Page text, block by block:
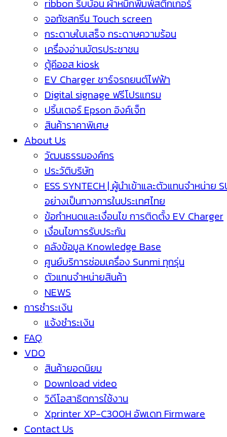
ribbon ริบบ้อน ผ้าหมึกพิมพ์สติกเกอร์
จอทัชสกรีน Touch screen
กระดาษใบเสร็จ กระดาษความร้อน
เครื่องอ่านบัตรประชาชน
ตู้คีออส kiosk
EV Charger ชาร์จรถยนต์ไฟฟ้า
Digital signage ฟรีโปรแกรม
ปริ้นเตอร์ Epson อิงค์เจ็ท
สินค้าราคาพิเศษ
About Us
วัฒนธรรมองค์กร
ประวัติบริษัท
ESS SYNTECH | ผู้นำเข้าและตัวแทนจำหน่าย
อย่างเป็นทางการในประเทศไทย
ข้อกำหนดและเงื่อนไข การติดตั้ง EV Charger
เงื่อนไขการรับประกัน
คลังข้อมูล Knowledge Base
ศูนย์บริการซ่อมเครื่อง Sunmi ทุกรุ่น
ตัวแทนจำหน่ายสินค้า
NEWS
การชำระเงิน
แจ้งชำระเงิน
FAQ
VDO
สินค้ายอดนิยม
Download video
วิดีโอสาธิตการใช้งาน
Xprinter XP-C300H อัพเดท Firmware
Contact Us